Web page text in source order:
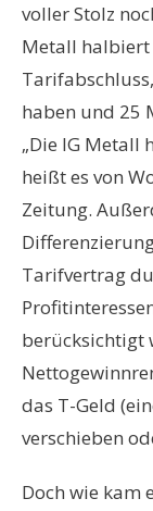
voller Stolz
Metall halbiert
haben und 25
„Die IG Metall
heißt es von
Zeitung.
Tarifvertrag
berücksichtigt
das T-Geld
verschieben
Doch wie kam